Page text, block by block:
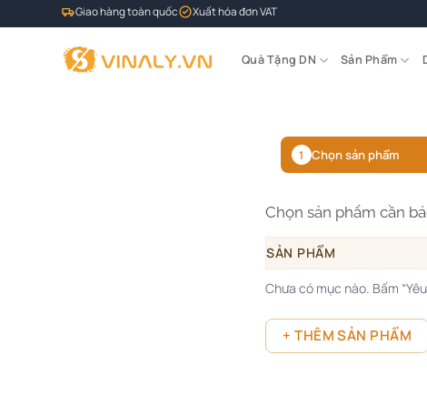
qua
Giao hàng toàn quốc Xuất hóa đơn VAT
Quà Tặng DN Sản Phẩm
1 Chọn sản phẩm
Chọn sản phẩm cần
SẢN PHẨM
Chưa có mục nào. Bấm
+ THÊM SẢN PHẨM